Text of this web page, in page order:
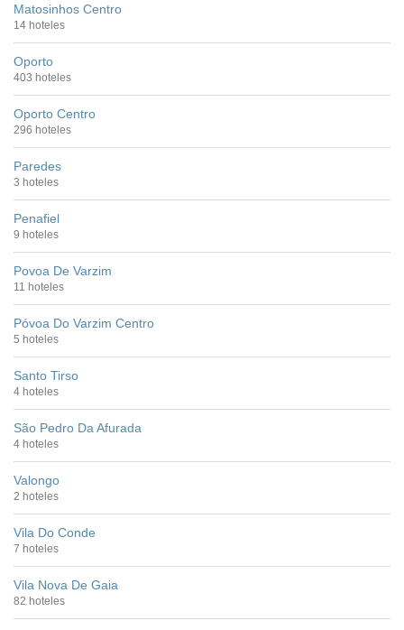
Matosinhos Centro
14 hoteles
Oporto
403 hoteles
Oporto Centro
296 hoteles
Paredes
3 hoteles
Penafiel
9 hoteles
Povoa De Varzim
11 hoteles
Póvoa Do Varzim Centro
5 hoteles
Santo Tirso
4 hoteles
São Pedro Da Afurada
4 hoteles
Valongo
2 hoteles
Vila Do Conde
7 hoteles
Vila Nova De Gaia
82 hoteles